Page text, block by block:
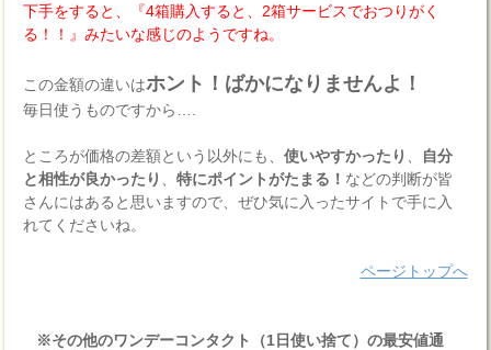
下手をすると、『4箱購入すると、2箱サービスでおつりがく
る！！』みたいな感じのようですね。
この金額の違いはホント！ばかになりませんよ！
毎日使うものですから….
ところが価格の差額という以外にも、使いやすかったり
自分
と相性が良かったり
、特にポイントがたまる！ などの判断が皆
さんにはあると思いますので、ぜひ気に入ったサイトで手に入
れてくださいね。
ページトップへ
※その他のワンデーコンタクト（1日使い捨て）の最安値通